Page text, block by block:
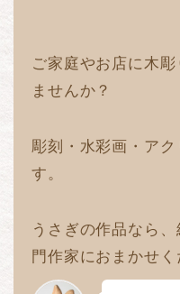
ご家庭やお店に木
ませんか？
彫刻・水彩画・ア
す。
うさぎの作品なら
門作家におまかせく